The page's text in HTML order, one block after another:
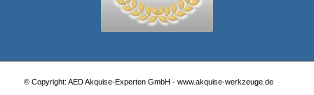
© Copyright: AED Akquise-Experten GmbH - www.akquise-werkzeuge.de